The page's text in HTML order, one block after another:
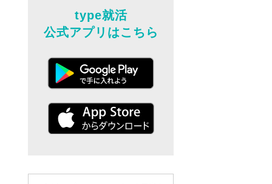
type就活
公式アプリはこちら